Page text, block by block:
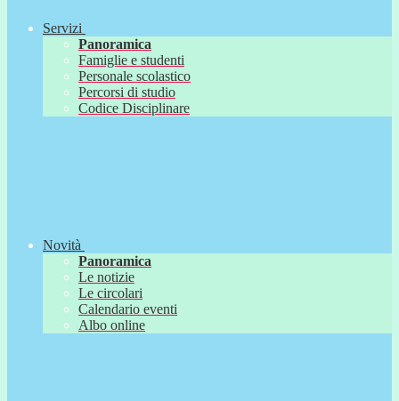
Servizi
Panoramica
Famiglie e studenti
Personale scolastico
Percorsi di studio
Codice Disciplinare
Novità
Panoramica
Le notizie
Le circolari
Calendario eventi
Albo online